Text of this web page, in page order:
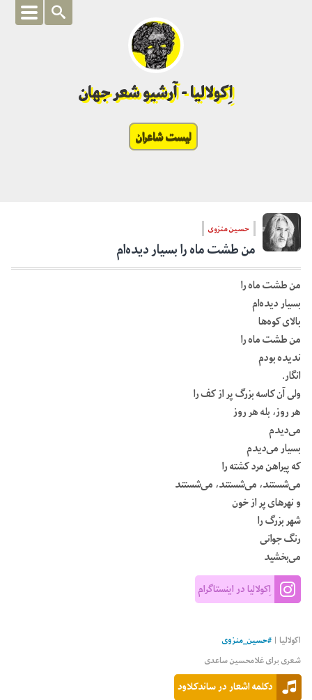
اِکولالیا - آرشیو شعر جهان
لیست شاعران
حسین منزوی
من طشت ماه را بسیار دیده‌ام
من طشت ماه را
بسیار دیده‌ام
بالای کوه‌ها
من طشت ماه را
ندیده بودم
انگار.
ولی آن کاسه بزرگ پر از کف را
هر روز، بله هر روز
می‌دیدم
بسیار می‌دیدم
که پیراهن مرد کشته را
می‌شستند، می‌شستند، می‌شستند
و نهرهای پر از خون
شهر بزرگ را
رنگ جوانی
می‌بخشید
اِکولالیا در اینستاگرام
اکولالیا | #حسین_منزوی
شعری برای غلامحسین ساعدی
دکلمه اشعار در ساندکلاود